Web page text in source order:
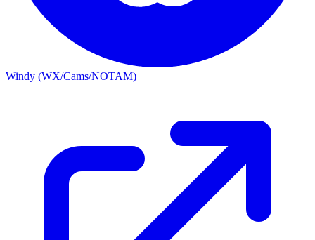
Windy (WX/Cams/NOTAM)